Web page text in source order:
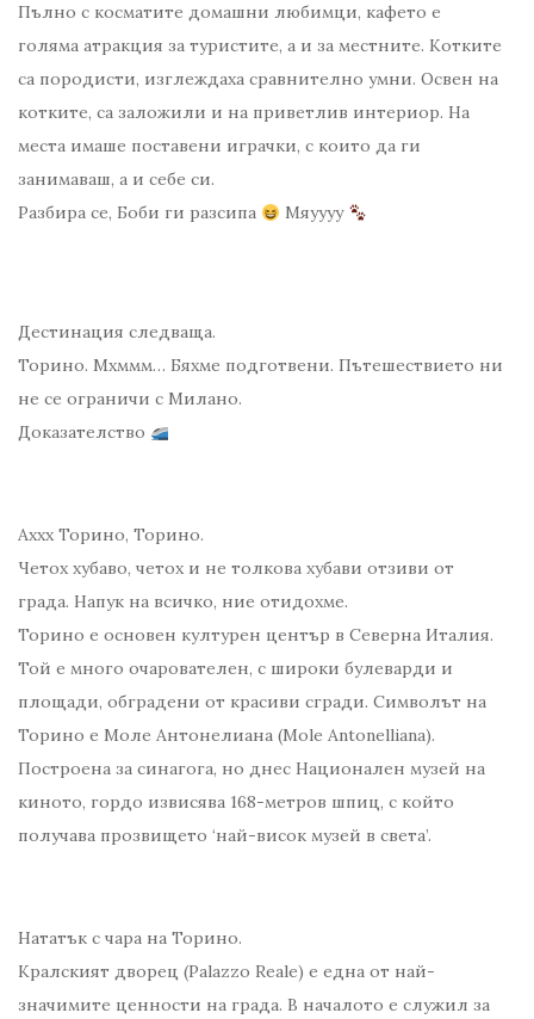
Пълно с косматите домашни любимци, кафето е
голяма атракция за туристите, а и за местните. Котките
са породисти, изглеждаха сравнително умни. Освен на
котките, са заложили и на приветлив интериор. На
места имаше поставени играчки, с които да ги
занимаваш, а и себе си.
Разбира се, Боби ги разсипа
Мяуууу
Дестинация следваща.​
Торино. Мхммм… Бяхме подготвени. Пътешествието ни
не се ограничи с Милано.
Доказателство ​
Аххх Торино, Торино.
Четох хубаво, четох и не толкова хубави отзиви от
града. Напук на всичко, ние отидохме.
Торино е основен културен център в Северна Италия.
Той е много очарователен, с широки булеварди и
площади, обградени от красиви сгради. Символът на
Торино е Моле Антонелиана (Mole Antonelliana).
Построена за синагога, но днес Национален музей на
киното, гордо извисява 168-метров шпиц, с който
получава прозвището ‘най-висок музей в света’.
Нататък с чара на Торино.
Кралският дворец (Palazzo Reale) е една от най-
значимите ценности на града. В началото е служил за